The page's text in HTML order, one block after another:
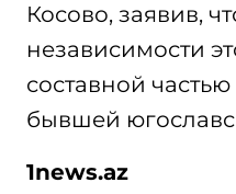
Косово, заявив,
независимости
составной
бывшей
1news.az